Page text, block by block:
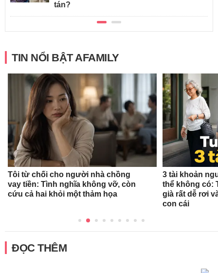
tán?
TIN NỔI BẬT AFAMILY
Tôi từ chối cho người nhà chồng
vay tiền: Tình nghĩa không vỡ, còn
cứu cả hai khỏi một thảm họa
3 tài khoản
thể không có:
già rất dễ rơi
con cái
ĐỌC THÊM